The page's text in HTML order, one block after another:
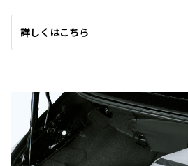
詳しくはこちら